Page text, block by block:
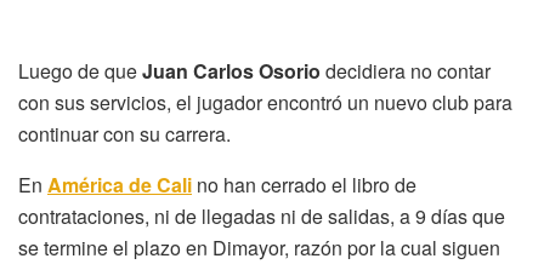
Luego de queJuan Carlos Osorio decidiera no contar
con sus servicios, el jugador encontró un nuevo club para
continuar con su carrera.
En América de Cali no han cerrado el libro de
contrataciones, ni de llegadas ni de salidas, a 9 días que
se termine el plazo en Dimayor, razón por la cual siguen